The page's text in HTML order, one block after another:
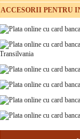
ACCESORII PENTRU